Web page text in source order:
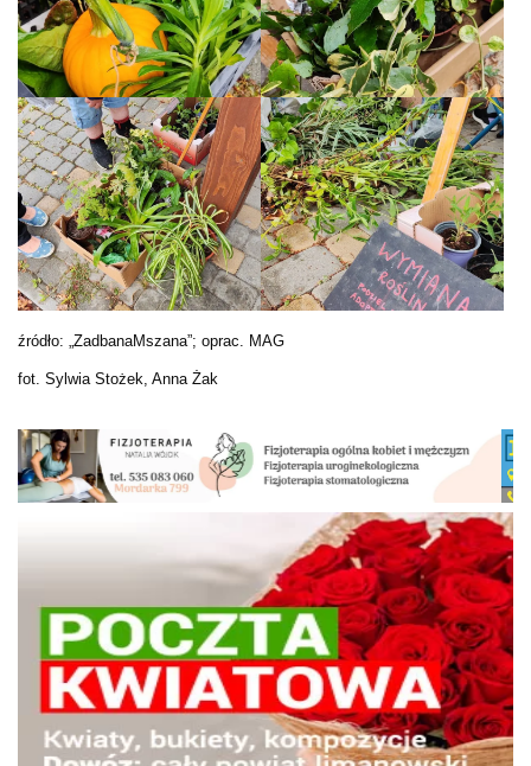
źródło: „ZadbanaMszana”; oprac. MAG
fot. Sylwia Stożek, Anna Żak